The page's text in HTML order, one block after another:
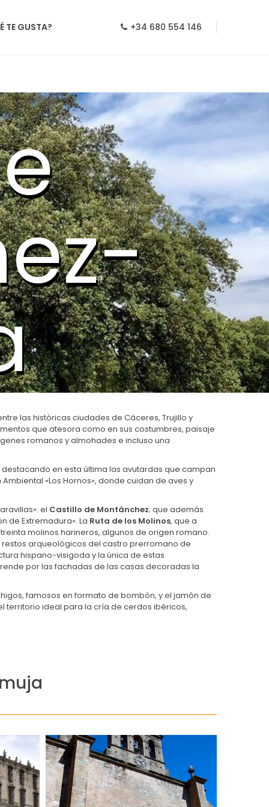
TE GUSTA? +34 680 554 146
las históricas ciudades de Cáceres, Trujillo y
que atesora como en sus costumbres, paisaje
romanos y almohades e incluso una
en esta última las avutardas que campan
«Los Hornos», donde cuidan de aves y
el Castillo de Montánchez; que además
de Extremadura». La Ruta de los Molinos, que a
molinos harineros, algunos de origen romano.
restos arqueológicos del castro prerromano de
hispano-visigoda y la única de estas
por las fachadas de las casas decoradas la
famosos en formato de bombón, y el jamón de
territorio ideal para la cría de cerdos ibéricos,
29 de abril de 2016